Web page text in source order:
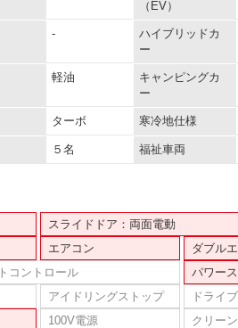
（EV）
-
ハイブリッドカ
ー
軽油
キャンピングカ
ー
ターボ 寒冷地仕様
５名 福祉車両
スライドドア：両面電動
エアコン
ダブル
コントロール
パワー
アイドリングストップ
ドライ
100V電源
クリー